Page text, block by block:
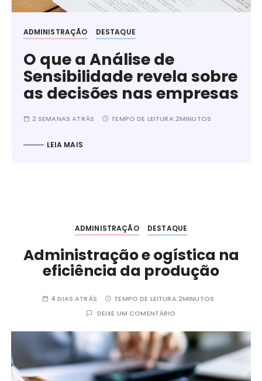
ADMINISTRAÇÃO DESTAQUE
O que a Análise de
Sensibilidade revela sobre
as decisões nas empresas
2 SEMANAS ATRÁS TEMPO DE LEITURA:2MINUTOS
LEIA MAIS
ADMINISTRAÇÃO DESTAQUE
Administração e ogística na
eficiência da produção
4 DIAS ATRÁS TEMPO DE LEITURA:2MINUTOS
DEIXE UM COMENTÁRIO